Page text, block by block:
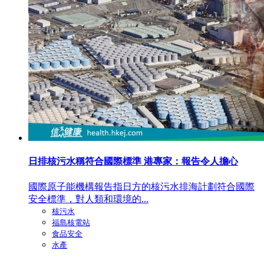
日排核污水稱符合國際標準 港專家：報告令人擔心
國際原子能機構報告指日方的核污水排海計劃符合國際
安全標準，對人類和環境的...
核污水
福島核電站
食品安全
水產